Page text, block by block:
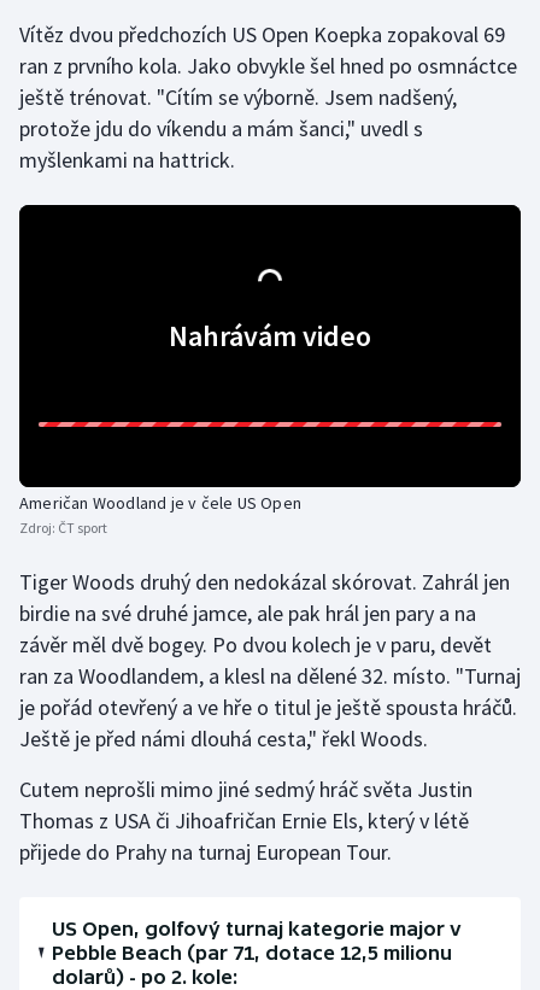
Jezdectví
Judo
Krasobruslení
Olympijské hry
Parasport
Plážový volejbal
Rychlobruslení
Rychlostní kanoistika
Short track
Stolní tenis
Vítěz dvou předchozích US Open Koepka zopakoval 69
ran z prvního kola. Jako obvykle šel hned po osmnáctce
ještě trénovat. "Cítím se výborně. Jsem nadšený,
protože jdu do víkendu a mám šanci," uvedl s
myšlenkami na hattrick.
Nahrávám video
Američan Woodland je v čele US Open
Zdroj: ČT sport
Tiger Woods druhý den nedokázal skórovat. Zahrál jen
birdie na své druhé jamce, ale pak hrál jen pary a na
závěr měl dvě bogey. Po dvou kolech je v paru, devět
ran za Woodlandem, a klesl na dělené 32. místo. "Turnaj
je pořád otevřený a ve hře o titul je ještě spousta hráčů.
Ještě je před námi dlouhá cesta," řekl Woods.
Cutem neprošli mimo jiné sedmý hráč světa Justin
Thomas z USA či Jihoafričan Ernie Els, který v létě
přijede do Prahy na turnaj European Tour.
US Open, golfový turnaj kategorie major v
Pebble Beach (par 71, dotace 12,5 milionu
dolarů) - po 2. kole: